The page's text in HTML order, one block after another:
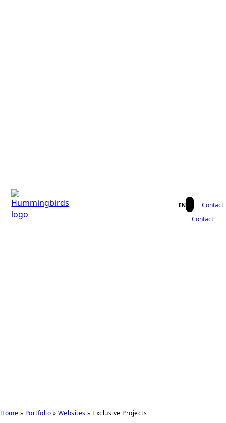
EN
Contact
Contact
Home » Portfolio » Websites » Exclusive Projects